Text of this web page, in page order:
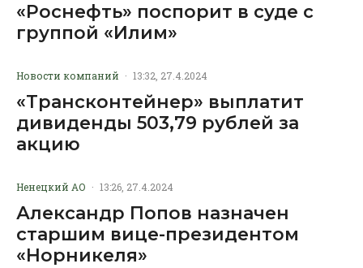
«Роснефть» поспорит в суде с
группой «Илим»
Новости компаний · 13:32, 27.4.2024
«Трансконтейнер» выплатит
дивиденды 503,79 рублей за
акцию
Ненецкий АО · 13:26, 27.4.2024
Александр Попов назначен
старшим вице-президентом
«Норникеля»